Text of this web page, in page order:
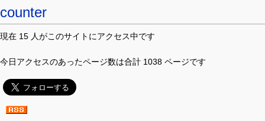
counter
現在 15 人がこのサイトにアクセス中です
今日アクセスのあったページ数は合計 1038 ページです